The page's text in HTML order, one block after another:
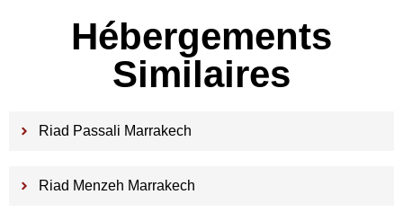
Hébergements
Similaires
Riad Passali Marrakech
Riad Menzeh Marrakech